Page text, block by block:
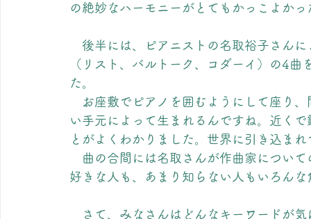
の絶妙なハーモニーがとてもかっこよか
後半には、ピアニストの名取裕子さん
（リスト、バルトーク、コダーイ）の4
た。
お座敷でピアノを囲むようにして座り、
い手元によって生まれるんですね。近く
とがよくわかりました。世界に引き込ま
曲の合間には名取さんが作曲家について
好きな人も、あまり知らない人もいろん
さて、みなさんはどんなキーワードが